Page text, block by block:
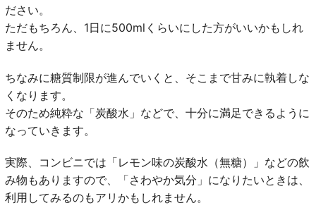
ださい。
ただもちろん、1日に500mlくらいにした方がいいかもしれ
ません。
ちなみに糖質制限が進んでいくと、そこまで甘みに執着しな
くなります。
そのため純粋な「炭酸水」などで、十分に満足できるように
なっていきます。
実際、コンビニでは「レモン味の炭酸水（無糖）」などの飲
み物もありますので、「さわやか気分」になりたいときは、
利用してみるのもアリかもしれません。